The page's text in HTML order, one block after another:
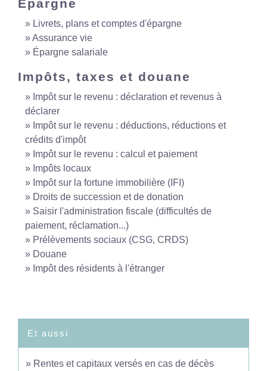
Épargne
Livrets, plans et comptes d'épargne
Assurance vie
Épargne salariale
Impôts, taxes et douane
Impôt sur le revenu : déclaration et revenus à
déclarer
Impôt sur le revenu : déductions, réductions et
crédits d'impôt
Impôt sur le revenu : calcul et paiement
Impôts locaux
Impôt sur la fortune immobilière (IFI)
Droits de succession et de donation
Saisir l'administration fiscale (difficultés de
paiement, réclamation...)
Prélèvements sociaux (CSG, CRDS)
Douane
Impôt des résidents à l'étranger
Et aussi
Rentes et capitaux versés en cas de décès